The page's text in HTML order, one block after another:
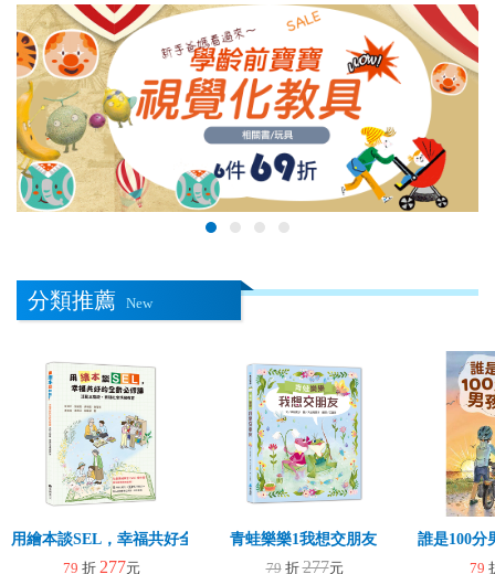
分類推薦 New
用繪本談SEL，幸福共好全齡必修課
79 折 277元
青蛙樂樂1我想交朋友
79 折277元
誰是100
79